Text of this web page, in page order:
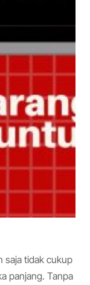
saja tidak cukup
panjang. Tanpa